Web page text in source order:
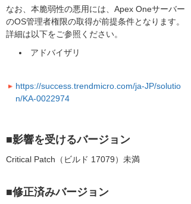
なお、本脆弱性の悪用には、Apex Oneサーバー
のOS管理者権限の取得が前提条件となります。
詳細は以下をご参照ください。
アドバイザリ
https://success.trendmicro.com/ja-JP/solutio
n/KA-0022974
■影響を受けるバージョン
Critical Patch（ビルド 17079）未満
■修正済みバージョン